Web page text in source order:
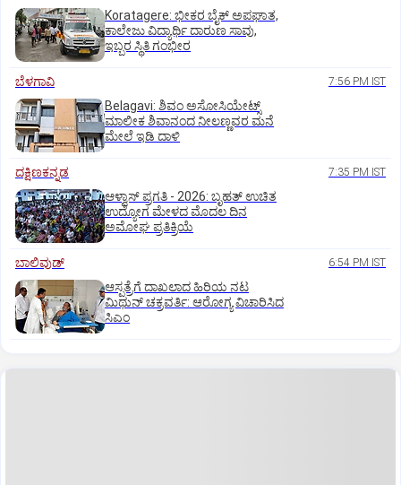
Koratagere: ಭೀಕರ ಬೈಕ್ ಅಪಘಾತ,
ಕಾಲೇಜು ವಿದ್ಯಾರ್ಥಿ ದಾರುಣ ಸಾವು,
ಇಬ್ಬರ ಸ್ಥಿತಿ ಗಂಭೀರ
ಬೆಳಗಾವಿ 7:56 PM IST
Belagavi: ಶಿವಂ ಅಸೋಸಿಯೇಟ್ಸ್
ಮಾಲೀಕ ಶಿವಾನಂದ ನೀಲಣ್ಣವರ ಮನೆ
ಮೇಲೆ ಇಡಿ‌ ದಾಳಿ
ದಕ್ಷಿಣಕನ್ನಡ 7:35 PM IST
ಆಳ್ವಾಸ್‌ ಪ್ರಗತಿ - 2026: ಬೃಹತ್ ಉಚಿತ
ಉದ್ಯೋಗ ಮೇಳದ ಮೊದಲ ದಿನ
ಅಮೋಘ ಪ್ರತಿಕ್ರಿಯೆ
ಬಾಲಿವುಡ್‌ 6:54 PM IST
ಆಸ್ಪತ್ರೆಗೆ ದಾಖಲಾದ ಹಿರಿಯ ನಟ
ಮಿಥುನ್ ಚಕ್ರವರ್ತಿ: ಆರೋಗ್ಯ ವಿಚಾರಿಸಿದ
ಸಿಎಂ